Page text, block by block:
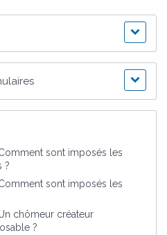
sont imposés les
?
sont imposés les
chômeur créateur
?